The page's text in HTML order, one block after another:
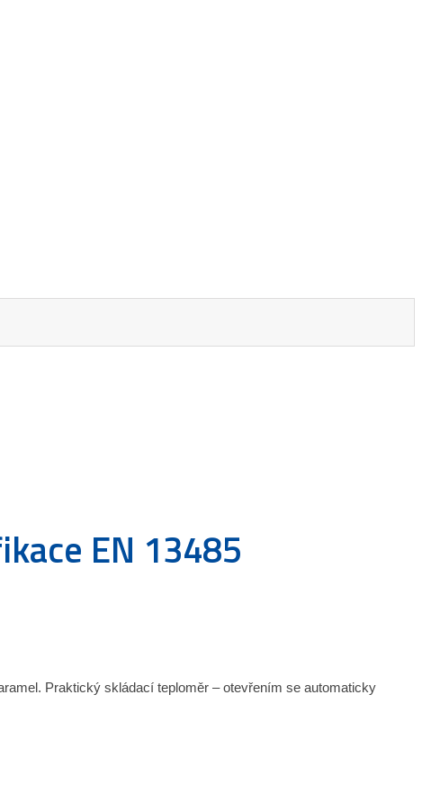
EN 13485
Praktický skládací teploměr – otevřením se automaticky